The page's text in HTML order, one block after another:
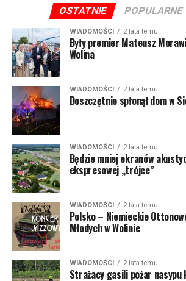
OSTATNIE POPULARNE
WIADOMOŚCI 2 lata temu
Były premier Mateusz
Wolina
WIADOMOŚCI 2 lata temu
Doszczętnie spłonął dom w
WIADOMOŚCI 2 lata temu
Będzie mniej ekranów
ekspresowej „trójce”
WIADOMOŚCI 2 lata temu
Polsko – Niemieckie
Młodych w Wolinie
WIADOMOŚCI 2 lata temu
Strażacy gasili pożar nasypu